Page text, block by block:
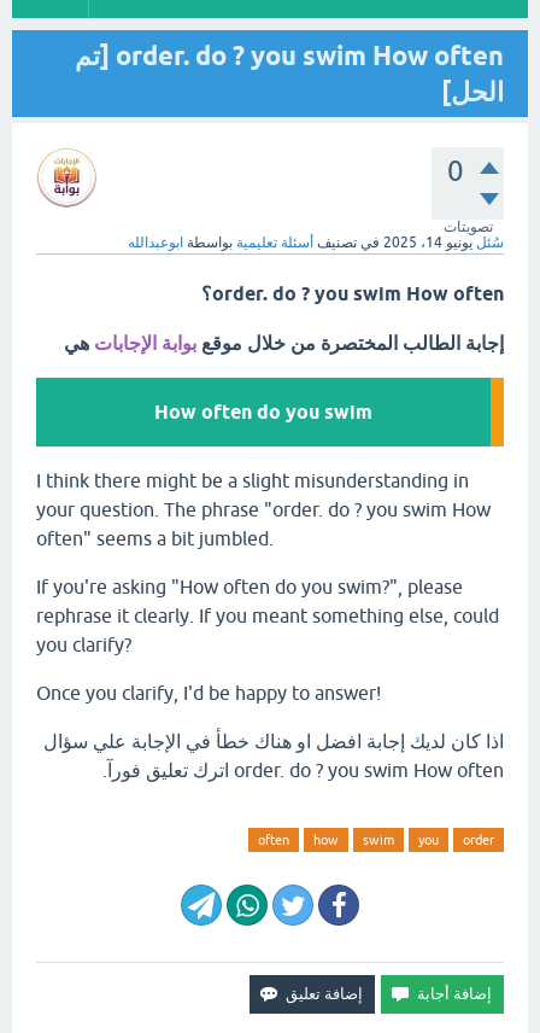
order. do ? you swim How often [تم
الحل]
0
تصويتات
سُئل يونيو 14، 2025 في تصنيف أسئلة تعليمية بواسطة ابوعبدالله
order. do ? you swim How often؟
إجابة الطالب المختصرة من خلال موقع بوابة الإجابات هي
How often do you swim
I think there might be a slight misunderstanding in
your question. The phrase "order. do ? you swim How
often" seems a bit jumbled.
If you're asking "How often do you swim?", please
rephrase it clearly. If you meant something else, could
you clarify?
Once you clarify, I'd be happy to answer!
اذا كان لديك إجابة افضل او هناك خطأ في الإجابة علي سؤال
order. do ? you swim How often اترك تعليق فورآ.
order
you
swim
how
often